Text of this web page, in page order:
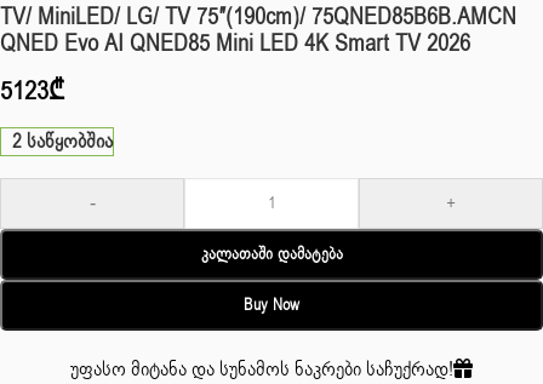
TV/ MiniLED/ LG/ TV 75″(190cm)/ 75QNED85B6B.AMCN
QNED Evo AI QNED85 Mini LED 4K Smart TV 2026
5123₾
2 საწყობშია
- +
Კალათაში Დამატება
Buy Now
უფასო მიტანა და სუნამოს ნაკრები საჩუქრად!